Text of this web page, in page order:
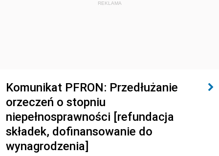
REKLAMA
Komunikat PFRON: Przedłużanie
orzeczeń o stopniu
niepełnosprawności [refundacja
składek, dofinansowanie do
wynagrodzenia]